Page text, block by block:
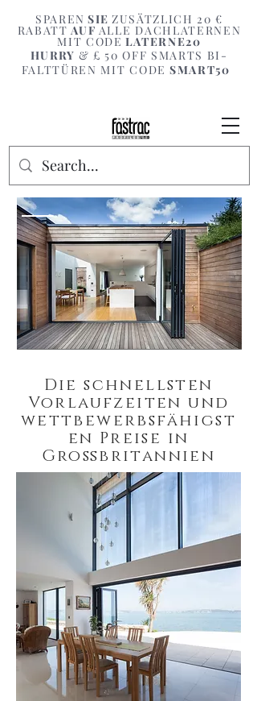
SPAREN SIE ZUSÄTZLICH 20 €
RABATT AUF ALLE DACHLATERNEN
MIT CODE LATERNE20
HURRY & £ 50 OFF SMARTS BI-
FALTTÜREN MIT CODE SMART50
Die schnellsten
Vorlaufzeiten und
wettbewerbsfähigst
en Preise in
Großbritannien